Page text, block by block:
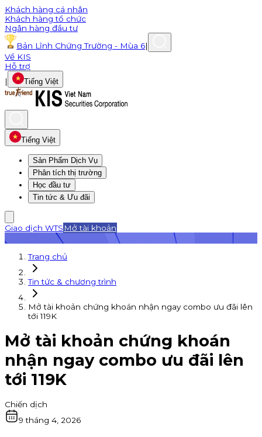
Khách hàng cá nhân
Khách hàng tổ chức
Ngân hàng đầu tư
Bản Lĩnh Chứng Trường - Mùa 6|
Về KIS
Hỗ trợ
|
Tiếng Việt
Tiếng Việt
Sản Phẩm Dịch Vụ
Phân tích thị trường
Học đầu tư
Tin tức & Ưu đãi
Giao dịch WTS Mở tài khoản
Trang chủ
Tin tức & chương trình
Mở tài khoản chứng khoán nhận ngay combo ưu đãi lên
tới 119K
Mở tài khoản chứng khoán
nhận ngay combo ưu đãi lên
tới 119K
Chiến dịch
9 tháng 4, 2026